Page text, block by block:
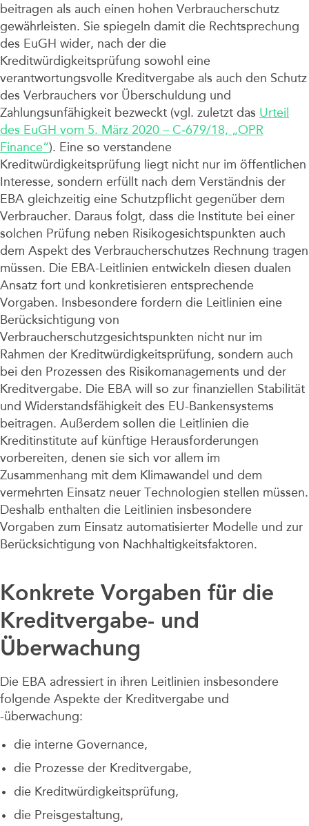
beitragen als auch einen hohen Verbraucherschutz
gewährleisten. Sie spiegeln damit die Rechtsprechung
des EuGH wider, nach der die
Kreditwürdigkeitsprüfung sowohl eine
verantwortungsvolle Kreditvergabe als auch den Schutz
des Verbrauchers vor Überschuldung und
Zahlungsunfähigkeit bezweckt (vgl. zuletzt das Urteil
des EuGH vom 5. März 2020 – C‑679/18, „OPR
Finance“). Eine so verstandene
Kreditwürdigkeitsprüfung liegt nicht nur im öffentlichen
Interesse, sondern erfüllt nach dem Verständnis der
EBA gleichzeitig eine Schutzpflicht gegenüber dem
Verbraucher. Daraus folgt, dass die Institute bei einer
solchen Prüfung neben Risikogesichtspunkten auch
dem Aspekt des Verbraucherschutzes Rechnung tragen
müssen. Die EBA-Leitlinien entwickeln diesen dualen
Ansatz fort und konkretisieren entsprechende
Vorgaben. Insbesondere fordern die Leitlinien eine
Berücksichtigung von
Verbraucherschutzgesichtspunkten nicht nur im
Rahmen der Kreditwürdigkeitsprüfung, sondern auch
bei den Prozessen des Risikomanagements und der
Kreditvergabe. Die EBA will so zur finanziellen Stabilität
und Widerstandsfähigkeit des EU-Bankensystems
beitragen. Außerdem sollen die Leitlinien die
Kreditinstitute auf künftige Herausforderungen
vorbereiten, denen sie sich vor allem im
Zusammenhang mit dem Klimawandel und dem
vermehrten Einsatz neuer Technologien stellen müssen.
Deshalb enthalten die Leitlinien insbesondere
Vorgaben zum Einsatz automatisierter Modelle und zur
Berücksichtigung von Nachhaltigkeitsfaktoren.
Konkrete Vorgaben für die
Kreditvergabe- und
Überwachung
Die EBA adressiert in ihren Leitlinien insbesondere
folgende Aspekte der Kreditvergabe und
-überwachung:
die interne Governance,
die Prozesse der Kreditvergabe,
die Kreditwürdigkeitsprüfung,
die Preisgestaltung,